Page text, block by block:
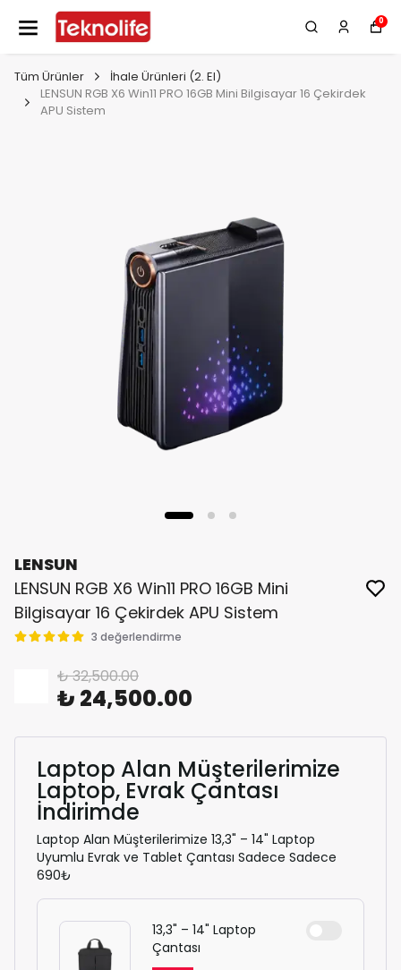
0
Tüm Ürünler
İhale Ürünleri (2. El)
LENSUN RGB X6 Win11 PRO 16GB Mini Bilgisayar 16 Çekirdek
APU Sistem
LENSUN
LENSUN RGB X6 Win11 PRO 16GB Mini
Bilgisayar 16 Çekirdek APU Sistem
3 değerlendirme
₺ 32,500.00
₺ 24,500.00
Laptop Alan Müşterilerimize
Laptop, Evrak Çantası
İndirimde
Laptop Alan Müşterilerimize 13,3" – 14" Laptop
Uyumlu Evrak ve Tablet Çantası Sadece Sadece
690₺
13,3" – 14" Laptop
Çantası